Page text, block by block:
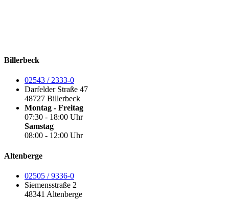
Billerbeck
02543 / 2333-0
Darfelder Straße 47
48727 Billerbeck
Montag - Freitag
07:30 - 18:00 Uhr
Samstag
08:00 - 12:00 Uhr
Altenberge
02505 / 9336-0
Siemensstraße 2
48341 Altenberge